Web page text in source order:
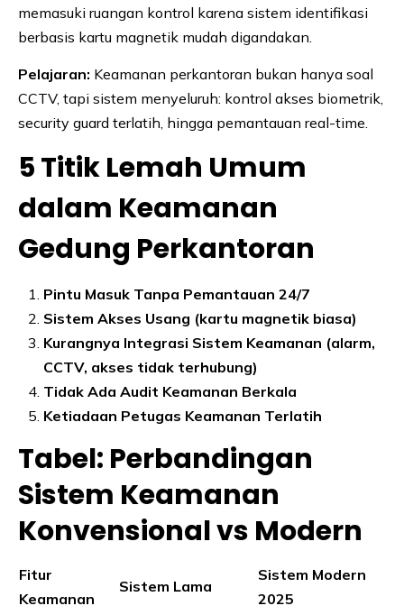
memasuki ruangan kontrol karena sistem identifikasi
berbasis kartu magnetik mudah digandakan.
Pelajaran: Keamanan perkantoran bukan hanya soal
CCTV, tapi sistem menyeluruh: kontrol akses biometrik,
security guard terlatih, hingga pemantauan real-time.
5 Titik Lemah Umum
dalam Keamanan
Gedung Perkantoran
Pintu Masuk Tanpa Pemantauan 24/7
Sistem Akses Usang (kartu magnetik biasa)
Kurangnya Integrasi Sistem Keamanan (alarm,
CCTV, akses tidak terhubung)
Tidak Ada Audit Keamanan Berkala
Ketiadaan Petugas Keamanan Terlatih
Tabel: Perbandingan
Sistem Keamanan
Konvensional vs Modern
Fitur
Keamanan
Sistem Lama
Sistem Modern
2025